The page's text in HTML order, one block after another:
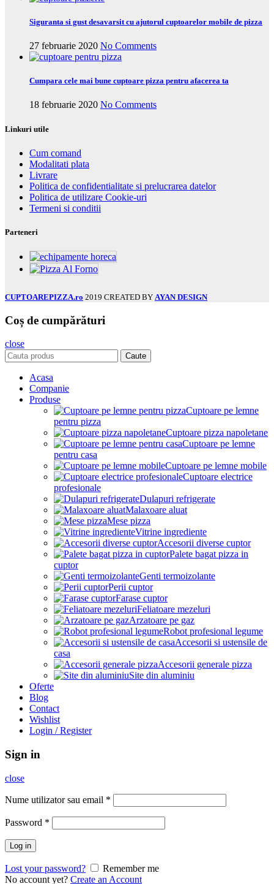
Siguranta si gust desavarsit cu ajutorul cuptoarelor mobile de pizza
27 februarie 2020 No Comments
Cumpara cele mai bune cuptoare pizza pentru afacerea ta
18 februarie 2020 No Comments
Linkuri utile
Cum comand
Modalitati plata
Livrare
Politica de confidentialitate si prelucrarea datelor
Politica de utilizare Cookie-uri
Termeni si conditii
Parteneri
CUPTOAREPIZZA.ro 2019 CREATED BY AYAN DESIGN
Coș de cumpărături
close
Caute
Acasa
Companie
Produse
Cuptoare pe lemne
pentru pizza
Cuptoare pizza napoletane
Cuptoare pe lemne
pentru casa
Cuptoare pe lemne mobile
Cuptoare electrice
profesionale
Dulapuri refrigerate
Malaxoare aluat
Mese pizza
Vitrine ingrediente
Accesorii diverse cuptor
Palete bagat pizza in
cuptor
Genti termoizolante
Perii cuptor
Farase cuptor
Feliatoare mezeluri
Arzatoare pe gaz
Robot profesional legume
Accesorii si ustensile de
casa
Accesorii generale pizza
Site din aluminiu
Oferte
Blog
Contact
Wishlist
Login / Register
Sign in
close
Nume utilizator sau email *
Password *
Log in
Lost your password?
Remember me
No account yet? Create an Account